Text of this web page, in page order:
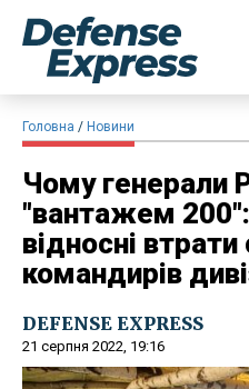
Головна Новини
​Чому генерали
"вантажем 200":
відносні
командирів
DEFENSE EXPRESS
21 серпня 2022, 19:16